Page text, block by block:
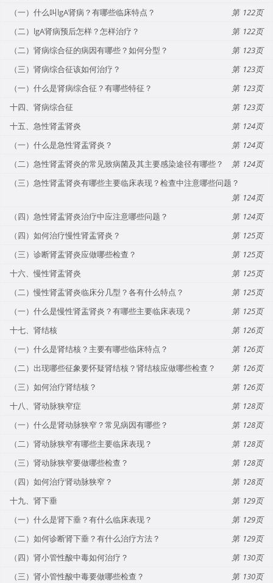
（一）什么叫lgA肾病？有哪些临床特点？
122
（二）lgA肾病预后怎样？怎样治疗？
122
（二）肾病综合征的病因有哪些？如何分型？
123
（三）肾病综合征该如何治疗？
123
（一）什么是肾病综合征？有哪些特征？
123
十四、肾病综合征
123
十五、急性肾盂肾炎
124
（一）什么是急性肾盂肾炎？
124
（二）急性肾盂肾炎的常见致病菌及其主要感染途径有哪些？
124
（三）急性肾盂肾炎有哪些主要临床表现？检查中注意哪些问题？
124
（四）急性肾盂肾炎治疗中应注意哪些问题？
124
（四）如何治疗慢性肾盂肾炎？
125
（三）诊断肾盂肾炎应做哪些检查？
125
十六、慢性肾盂肾炎
125
（二）慢性肾盂肾炎临床分几型？各有什么特点？
125
（一）什么是慢性肾盂肾炎？有哪些主要临床表现？
125
十七、肾结核
126
（一）什么是肾结核？主要有哪些临床特点？
126
（二）出现哪些征象要怀疑肾结核？肾结核应做哪些检查？
126
（三）如何治疗肾结核？
126
十八、肾动脉狭窄症
128
（一）什么是肾动脉狭窄？常见病因有哪些？
128
（二）肾动脉狭窄有哪些主要临床表现？
128
（三）肾动脉狭窄要做哪些检查？
128
（四）如何治疗肾动脉狭窄？
128
十九、肾下垂
129
（一）什么是肾下垂？有什么临床表现？
129
（二）如何诊断肾下垂？有什么治疗方法？
129
（四）肾小管性酸中毒如何治疗？
130
（三）肾小管性酸中毒要做哪些检查？
130